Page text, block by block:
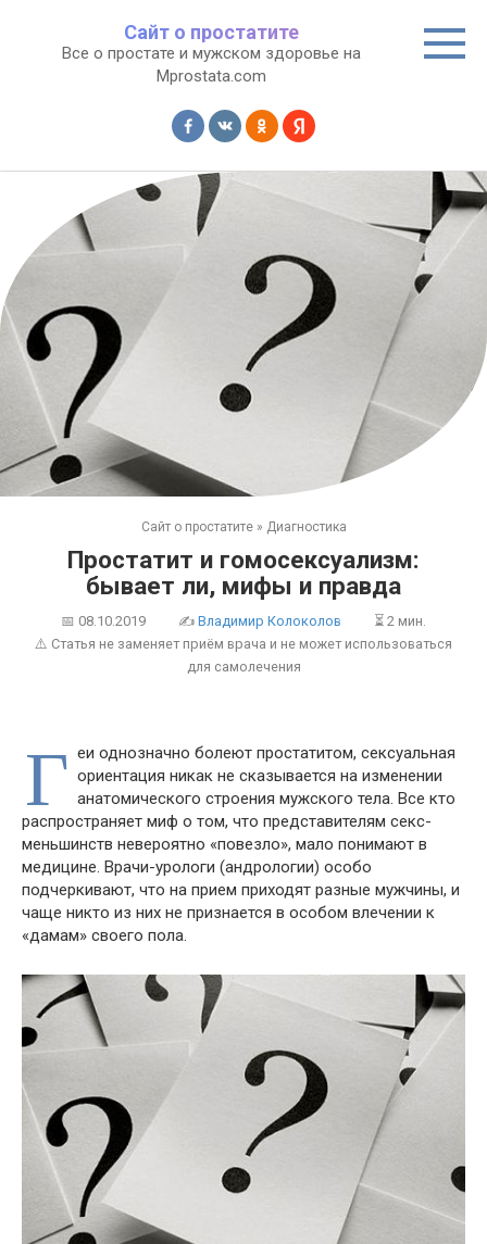
контенту
Сайт о простатите
Все о простате и мужском здоровье на
Mprostata.com
Сайт о простатите » Диагностика
Простатит и гомосексуализм:
бывает ли, мифы и правда
📅 08.10.2019 ✍ Владимир Колоколов
⏳ 2 мин.
⚠️ Статья не заменяет приём врача и не может использоваться
для самолечения
Г еи однозначно болеют простатитом, сексуальная
ориентация никак не сказывается на изменении
анатомического строения мужского тела. Все кто
распространяет миф о том, что представителям секс-
меньшинств невероятно «повезло», мало понимают в
медицине. Врачи-урологи (андрологии) особо
подчеркивают, что на прием приходят разные мужчины, и
чаще никто из них не признается в особом влечении к
«дамам» своего пола.